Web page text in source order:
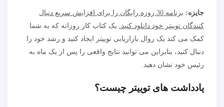
جایزه:
برنامه 30 روزه رایگان را برای افزایش سریع دنبال
کنندگان توییتر خود دانلود کنید. یک کتاب کار روزانه که به شما
کمک می کند یک روال بازاریابی توییتر ایجاد کنید و رشد خود را
دنبال کنید، بنابراین می توانید نتایج واقعی را پس از یک ماه به
رئیس خود نشان دهید.
یادداشت های توییتر چیست؟